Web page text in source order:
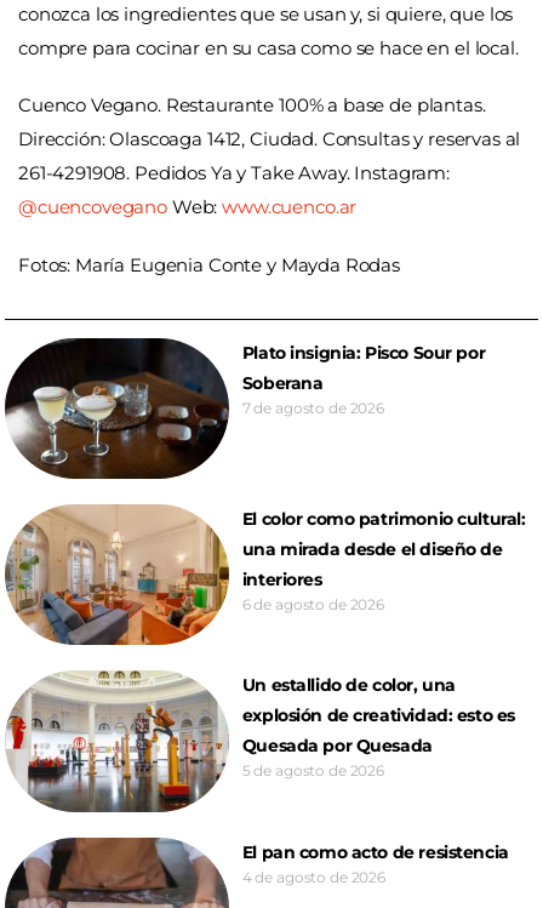
conozca los ingredientes que se usan y, si quiere, que los
compre para cocinar en su casa como se hace en el local.
Cuenco Vegano. Restaurante 100% a base de plantas.
Dirección: Olascoaga 1412, Ciudad. Consultas y reservas al
261-4291908. Pedidos Ya y Take Away. Instagram:
@cuencovegano Web:www.cuenco.ar
Fotos: María Eugenia Conte y Mayda Rodas
Plato insignia: Pisco Sour por
Soberana
7 de agosto de 2026
El color como patrimonio cultural:
una mirada desde el diseño de
interiores
6 de agosto de 2026
Un estallido de color, una
explosión de creatividad: esto es
Quesada por Quesada
5 de agosto de 2026
El pan como acto de resistencia
4 de agosto de 2026